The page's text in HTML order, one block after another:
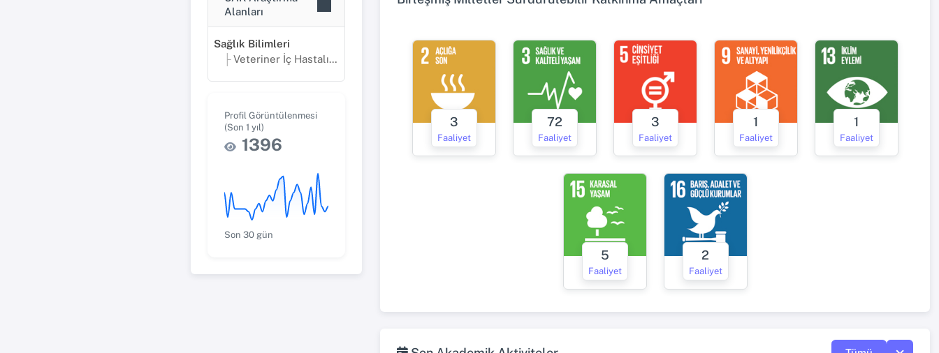
Alanları
Sağlık Bilimleri
Veteriner İç Hastalıkları
Profil Görüntülenmesi
(Son 1 yıl)
1396
Son 30 gün
3
Faaliyet
72
Faaliyet
3
Faaliyet
1
Faaliyet
1
Faaliyet
5
Faaliyet
2
Faaliyet